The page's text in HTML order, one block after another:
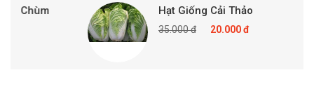
Hạt Giống Cải Thảo
35.000 đ 20.000 đ